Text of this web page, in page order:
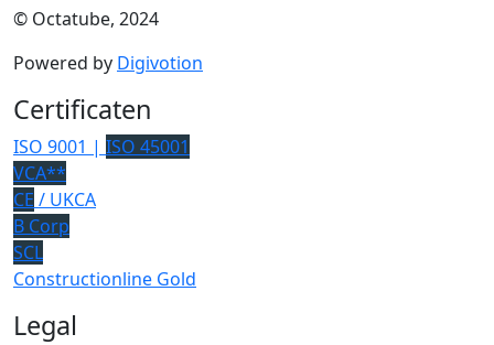
© Octatube, 2024
Powered by Digivotion
Certificaten
ISO 9001 | ISO 45001
VCA**
CE / UKCA
B Corp
SCL
Constructionline Gold
Legal